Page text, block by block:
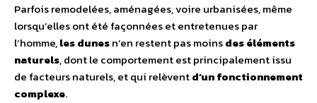
Parfois remodelées, aménagées, voire urbanisées, même
lorsqu’elles ont été façonnées et entretenues par
l’homme,les dunesn’en restent pas moinsdes éléments
naturels, dont le comportement est principalement issu
de facteurs naturels, et qui relèventd’un fonctionnement
complexe.